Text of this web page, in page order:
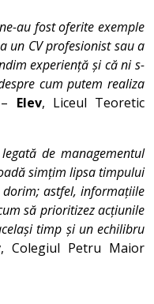
au fost oferite exemple
un CV profesionist sau a
experiență și că ni s-
cum putem realiza
Elev, Liceul Teoretic
de managementul
simțim lipsa timpului
astfel, informațiile
să prioritizez acțiunile
timp și un echilibru
, Colegiul Petru Maior